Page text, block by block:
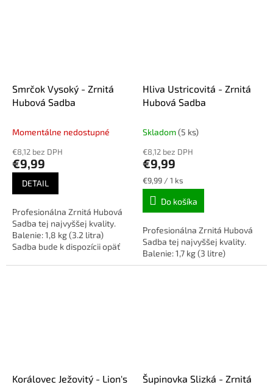
Smrčok Vysoký - Zrnitá
Hubová Sadba
Momentálne nedostupné
€8,12 bez DPH
€9,99
DETAIL
Profesionálna Zrnitá Hubová
Sadba tej najvyššej kvality.
Balenie: 1,8 kg (3.2 litra)
Sadba bude k dispozícii opäť
Hliva Ustricovitá - Zrnitá
Hubová Sadba
Skladom(5 ks)
€8,12 bez DPH
€9,99
Jednotková
cena:
€9,99 / 1 ks
Do košíka
Profesionálna Zrnitá Hubová
Sadba tej najvyššej kvality.
Balenie: 1,7 kg (3 litre)
Korálovec Ježovitý - Lion's
Šupinovka Slizká - Zrnitá